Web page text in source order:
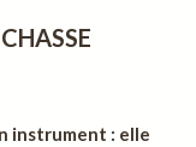
instrument : elle